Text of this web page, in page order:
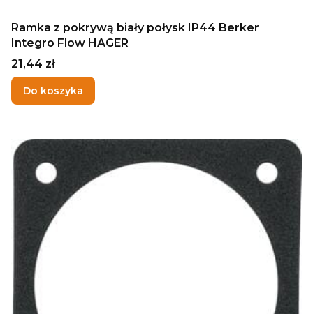
Ramka z pokrywą biały połysk IP44 Berker
Integro Flow HAGER
Cena
21,44 zł
Do koszyka